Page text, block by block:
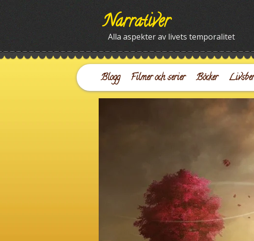
Narrativer
Alla aspekter av livets temporalitet
Blogg Filmer och serier Böcker